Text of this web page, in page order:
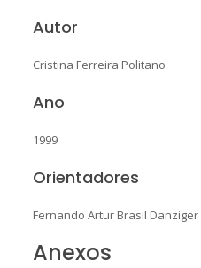
Autor
Cristina Ferreira Politano
Ano
1999
Orientadores
Fernando Artur Brasil Danziger
Anexos